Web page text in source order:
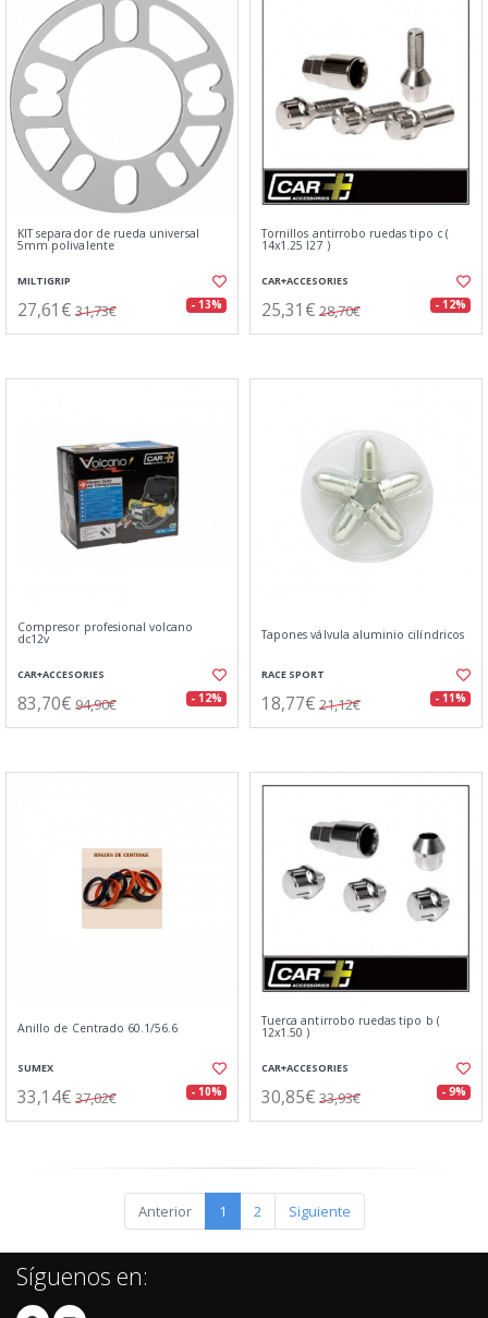
KIT separador de rueda universal
5mm polivalente
MILTIGRIP
27,61€ 31,73€ - 13%
Tornillos antirrobo ruedas tipo c (
14x1.25 l27 )
CAR+ACCESORIES
25,31€ 28,70€ - 12%
Compresor profesional volcano
dc12v
CAR+ACCESORIES
83,70€ 94,90€ - 12%
Tapones válvula aluminio cilíndricos
RACE SPORT
18,77€ 21,12€ - 11%
Anillo de Centrado 60.1/56.6
SUMEX
33,14€ 37,02€ - 10%
Tuerca antirrobo ruedas tipo b (
12x1.50 )
CAR+ACCESORIES
30,85€ 33,93€ - 9%
Anterior 1 2 Siguiente
Síguenos en: